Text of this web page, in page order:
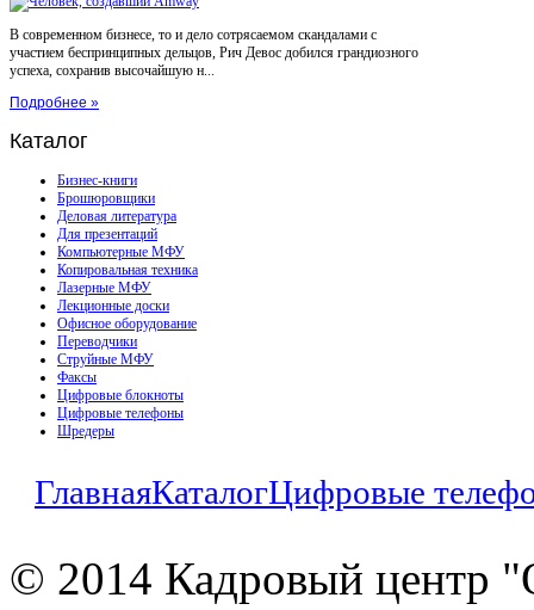
В современном бизнесе, то и дело сотрясаемом скандалами с
участием беспринципных дельцов, Рич Девос добился грандиозного
успеха, сохранив высочайшую н...
Подробнее »
Каталог
Бизнес-книги
Брошюровщики
Деловая литература
Для презентаций
Компьютерные МФУ
Копировальная техника
Лазерные МФУ
Лекционные доски
Офисное оборудование
Переводчики
Струйные МФУ
Факсы
Цифровые блокноты
Цифровые телефоны
Шредеры
ГлавнаяКаталогЦифровые
© 2014 Кадровый центр